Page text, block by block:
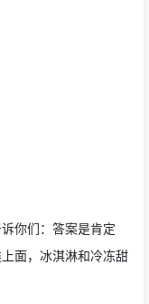
你们：答案是肯定
面，冰淇淋和冷冻甜